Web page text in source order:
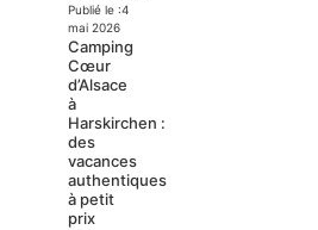
Publié le :4
mai 2026
Camping
Cœur
d’Alsace
à
Harskirchen :
des
vacances
authentiques
à petit
prix